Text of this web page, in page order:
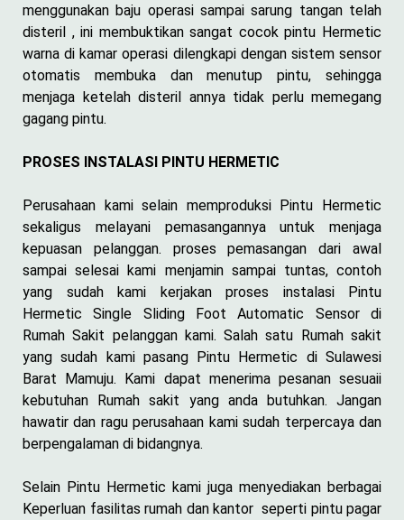
menggunakan baju operasi sampai sarung tangan telah
disteril , ini membuktikan sangat cocok pintu Hermetic
warna di kamar operasi dilengkapi dengan sistem sensor
otomatis membuka dan menutup pintu, sehingga
menjaga ketelah disteril annya tidak perlu memegang
gagang pintu.
PROSES INSTALASI PINTU HERMETIC
Perusahaan kami selain memproduksi Pintu Hermetic
sekaligus melayani pemasangannya untuk menjaga
kepuasan pelanggan. proses pemasangan dari awal
sampai selesai kami menjamin sampai tuntas, contoh
yang sudah kami kerjakan proses instalasi Pintu
Hermetic Single Sliding Foot Automatic Sensor di
Rumah Sakit pelanggan kami. Salah satu Rumah sakit
yang sudah kami pasang Pintu Hermetic di Sulawesi
Barat Mamuju. Kami dapat menerima pesanan sesuaii
kebutuhan Rumah sakit yang anda butuhkan. Jangan
hawatir dan ragu perusahaan kami sudah terpercaya dan
berpengalaman di bidangnya.
Selain Pintu Hermetic kami juga menyediakan berbagai
Keperluan fasilitas rumah dan kantor seperti pintu pagar